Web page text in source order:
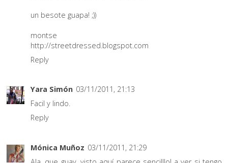
un besote guapa! ;))
montse
http://streetdressed.blogspot.com
Reply
Yara Simón 03/11/2011, 21:13
Facil y lindo.
Reply
Mónica Muñoz 03/11/2011, 21:29